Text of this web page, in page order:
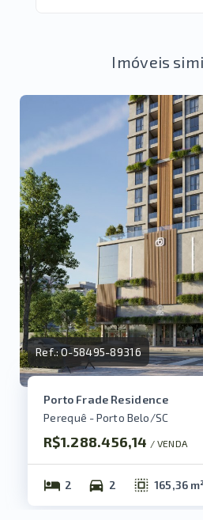
Imóveis
Ref.:O-58495-89316
Porto Frade Residence
Perequê - Porto Belo/SC
R$1.288.456,14 / VENDA
2 2 165,36